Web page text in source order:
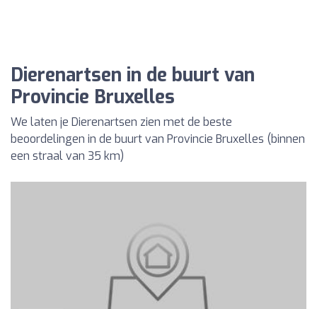
Dierenartsen in de buurt van
Provincie Bruxelles
We laten je Dierenartsen zien met de beste
beoordelingen in de buurt van Provincie Bruxelles (binnen
een straal van 35 km)